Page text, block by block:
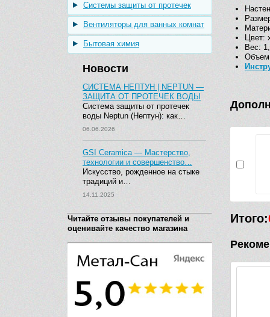
Системы защиты от протечек
Вентиляторы для ванных комнат
Бытовая химия
Новости
СИСТЕМА НЕПТУН | NEPTUN —
ЗАЩИТА ОТ ПРОТЕЧЕК ВОДЫ
Система защиты от протечек
воды Neptun (Нептун): как…
06.06.2026
GSI Ceramica — Мастерство,
технологии и совершенство…
Искусство, рожденное на стыке
традиций и…
14.11.2025
Читайте отзывы покупателей и
оценивайте качество магазина
Цвет:
Вес:
Итого: